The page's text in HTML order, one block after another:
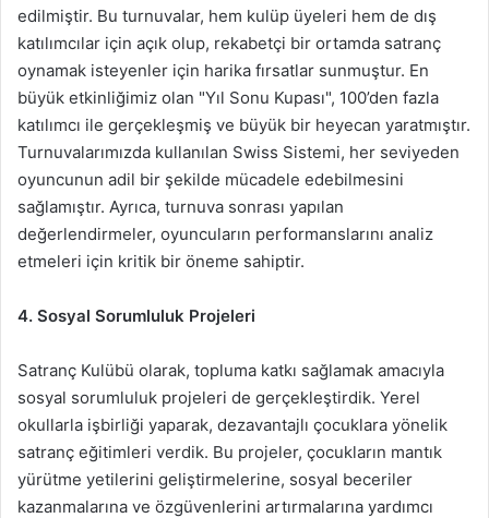
edilmiştir. Bu turnuvalar, hem kulüp üyeleri hem de dış
katılımcılar için açık olup, rekabetçi bir ortamda satranç
oynamak isteyenler için harika fırsatlar sunmuştur. En
büyük etkinliğimiz olan "Yıl Sonu Kupası", 100’den fazla
katılımcı ile gerçekleşmiş ve büyük bir heyecan yaratmıştır.
Turnuvalarımızda kullanılan Swiss Sistemi, her seviyeden
oyuncunun adil bir şekilde mücadele edebilmesini
sağlamıştır. Ayrıca, turnuva sonrası yapılan
değerlendirmeler, oyuncuların performanslarını analiz
etmeleri için kritik bir öneme sahiptir.
4. Sosyal Sorumluluk Projeleri
Satranç Kulübü olarak, topluma katkı sağlamak amacıyla
sosyal sorumluluk projeleri de gerçekleştirdik. Yerel
okullarla işbirliği yaparak, dezavantajlı çocuklara yönelik
satranç eğitimleri verdik. Bu projeler, çocukların mantık
yürütme yetilerini geliştirmelerine, sosyal beceriler
kazanmalarına ve özgüvenlerini artırmalarına yardımcı